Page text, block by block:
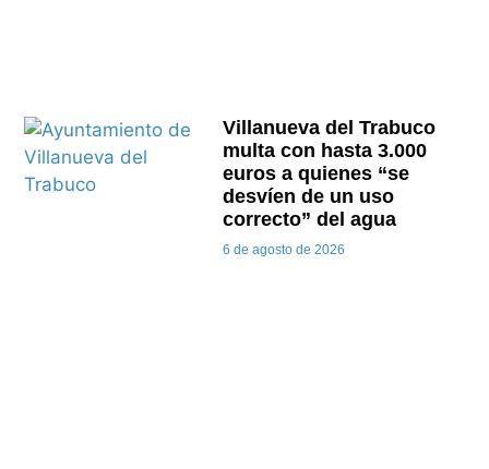
Villanueva del Trabuco
multa con hasta 3.000
euros a quienes “se
desvíen de un uso
correcto” del agua
6 de agosto de 2026